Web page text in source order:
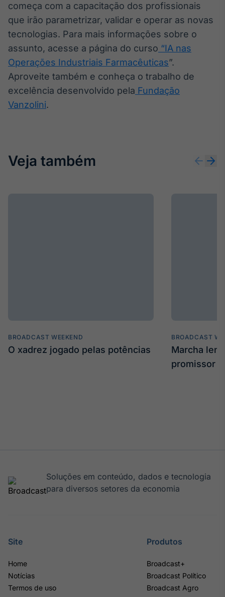
começa com a capacitação dos profissionais
que irão parametrizar, validar e operar as novas
tecnologias. Para mais informações sobre o
assunto, acesse a página do curso “IA nas
Operações Industriais Farmacêuticas”.
Aproveite também e conheça o trabalho de
excelência desenvolvido pela Fundação
Vanzolini.
Veja também
BROADCAST WEEKEND
O xadrez jogado pelas potências
BROADCAST
Marcha
promissor
Soluções em conteúdo, dados e tecnologia
para diversos setores da economia
Site
Home
Notícias
Termos de uso
Produtos
Broadcast+
Broadcast Político
Broadcast Agro